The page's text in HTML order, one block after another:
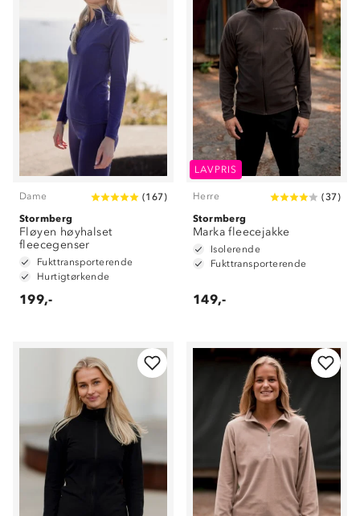
Dame (167)
Stormberg
Fløyen høyhalset
fleecegenser
Fukttransporterende
Hurtigtørkende
199,-
LAVPRIS
Herre (37)
Stormberg
Marka fleecejakke
Isolerende
Fukttransporterende
149,-